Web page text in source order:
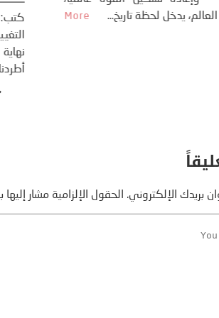
العالم، يدخل
ردا على ما اعتبره الرئيس
بريدك الإلكتروني. الحقول الإلزامية مشار إليها